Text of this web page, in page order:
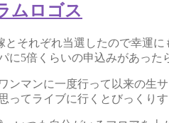
ムロゴス
とそれぞれ当選したので幸運
に5倍くらいの申込みがあった
ンマンに一度行って以来の生
ってライブに行くとびっくりす